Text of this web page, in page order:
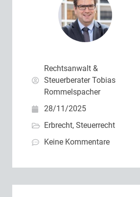
Rechtsanwalt &
Steuerberater Tobias
Rommelspacher
28/11/2025
Erbrecht, Steuerrecht
Keine Kommentare